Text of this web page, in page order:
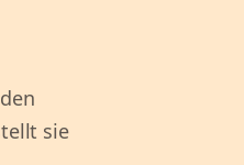
sie